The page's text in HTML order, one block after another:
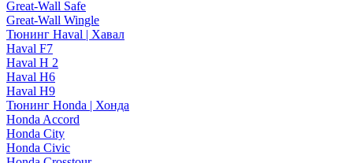
Great-Wall Safe
Great-Wall Wingle
Тюнинг Haval | Хавал
Haval F7
Haval H 2
Haval H6
Haval H9
Тюнинг Honda | Хонда
Honda Accord
Honda City
Honda Civic